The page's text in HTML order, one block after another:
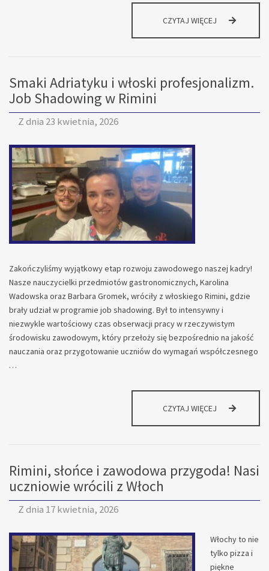
CZYTAJ WIĘCEJ DRUGA
Smaki Adriatyku i włoski profesjonalizm.
Job Shadowing w Rimini
Z dnia 23 kwietnia, 2026
Zakończyliśmy wyjątkowy etap rozwoju zawodowego naszej kadry!
Nasze nauczycielki przedmiotów gastronomicznych, Karolina
Wadowska oraz Barbara Gromek, wróciły z włoskiego Rimini, gdzie
brały udział w programie job shadowing. Był to intensywny i
niezwykle wartościowy czas obserwacji pracy w rzeczywistym
środowisku zawodowym, który przełoży się bezpośrednio na jakość
nauczania oraz przygotowanie uczniów do wymagań współczesnego
…
CZYTAJ WIĘCEJ SMAKI
JOB
RIMINI
Rimini, słońce i zawodowa przygoda! Nasi
uczniowie wrócili z Włoch
Z dnia 17 kwietnia, 2026
Włochy to nie
tylko pizza i
piękne